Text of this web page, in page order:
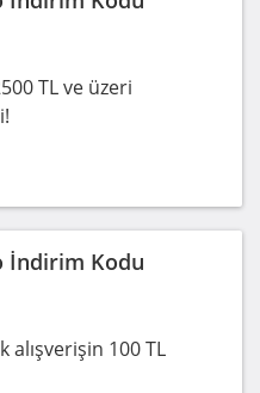
TL ve üzeri
İndirim Kodu
alışverişin 100 TL